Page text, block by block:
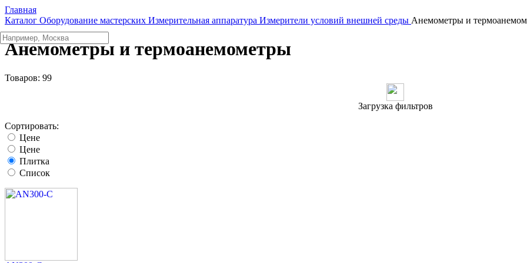
Главная
Каталог Оборудование мастерских Измерительная аппаратура Измерители условий внешней среды Анемометры и
Анемометры и термоанемометры
Товаров: 99
Загрузка фильтров
Сортировать:
Цене
Цене
Плитка
Список